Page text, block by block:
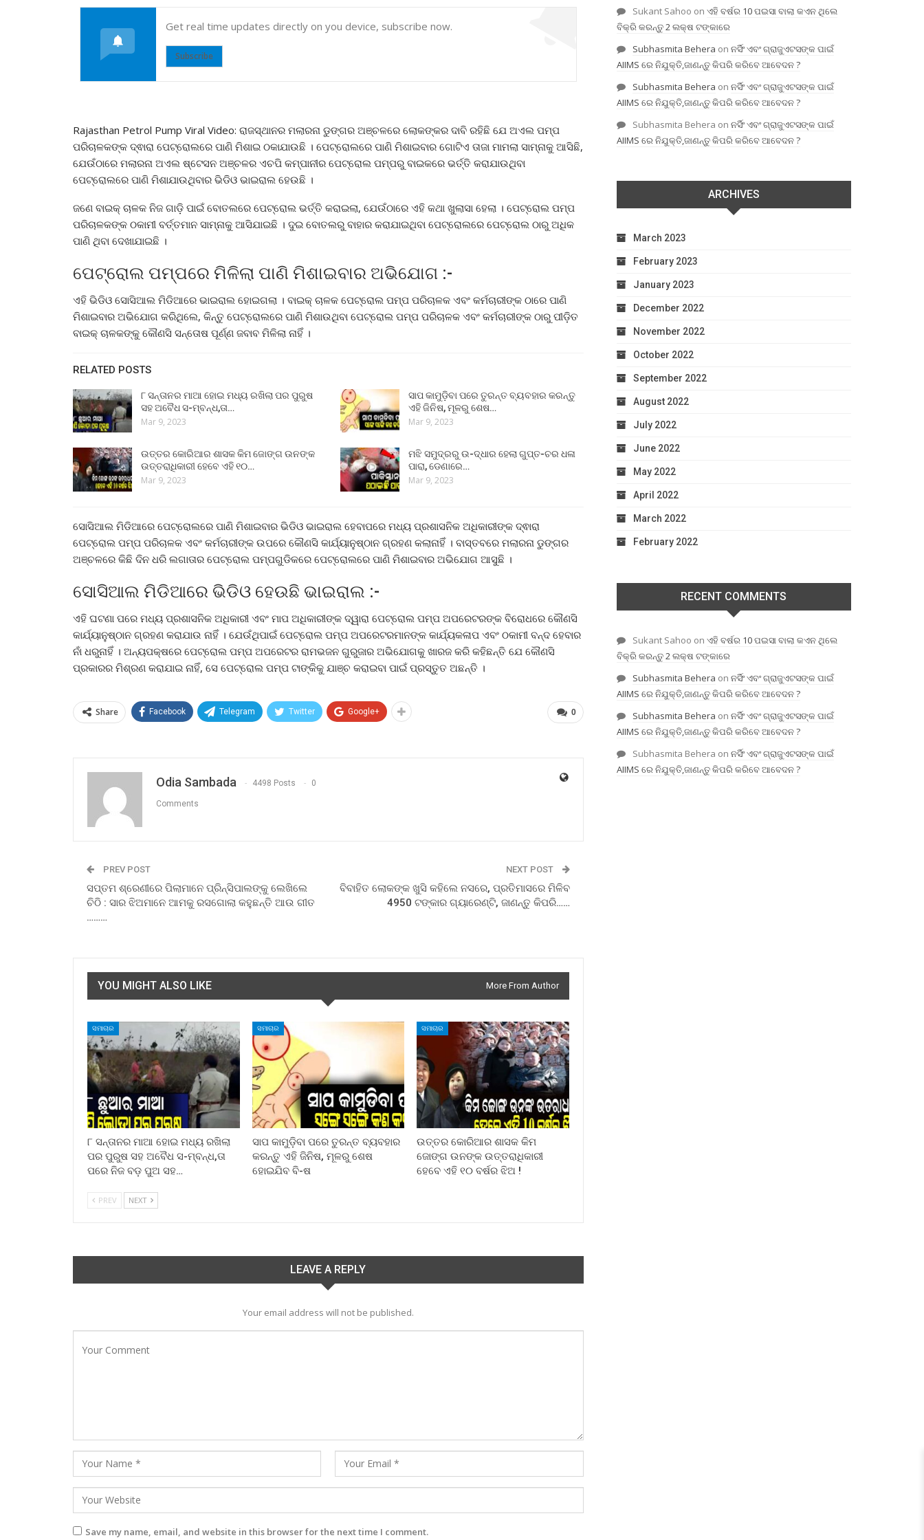
Get real time updates directly on you device, subscribe now.
Subscribe
Rajasthan Petrol Pump Viral Video: ରାଜସ୍ଥାନର ମଲାରନା ଡୁଙ୍ଗର ଅଞ୍ଚଳରେ ଲୋକଙ୍କର ଦାବି ରହିଛି ଯେ ଅଏଲ ପମ୍ପ
ପରିଚାଳକଙ୍କ ଦ୍ଵାରା ପେଟ୍ରୋଲରେ ପାଣି ମିଶାଇ ଠକାଯାଉଛି । ପେଟ୍ରୋଲରେ ପାଣି ମିଶାଇବାର ଗୋଟିଏ ତାଜା ମାମଲା ସାମ୍ନାକୁ ଆସିଛି,
ଯେଉଁଠାରେ ମଲାରନା ଅଏଲ ଷ୍ଟେସନ ଅଞ୍ଚଳର ଏଚପି କମ୍ପାନୀର ପେଟ୍ରୋଲ ପମ୍ପରୁ ବାଇକରେ ଭର୍ତ୍ତି କରାଯାଉଥିବା
ପେଟ୍ରୋଲରେ ପାଣି ମିଶାଯାଉଥିବାର ଭିଡିଓ ଭାଇରାଲ ହେଉଛି ।
ଜଣେ ବାଇକ୍ ଚାଳକ ନିଜ ଗାଡ଼ି ପାଇଁ ବୋତଲରେ ପେଟ୍ରୋଲ ଭର୍ତ୍ତି କରାଇଲା, ଯେଉଁଠାରେ ଏହି କଥା ଖୁଲାସା ହେଲା । ପେଟ୍ରୋଲ ପମ୍ପ
ପରିଚାଳକଙ୍କ ଠକାମୀ ବର୍ତ୍ତମାନ ସାମ୍ନାକୁ ଆସିଯାଇଛି । ଦୁଇ ବୋତଲରୁ ବାହାର କରାଯାଇଥିବା ପେଟ୍ରୋଲରେ ପେଟ୍ରୋଲ ଠାରୁ ଅଧିକ
ପାଣି ଥିବା ଦେଖାଯାଇଛି ।
ପେଟ୍ରୋଲ ପମ୍ପରେ ମିଳିଲା ପାଣି ମିଶାଇବାର ଅଭିଯୋଗ :-
ଏହି ଭିଡିଓ ସୋସିଆଲ ମିଡିଆରେ ଭାଇରାଲ ହୋଇଗଲା । ବାଇକ୍ ଚାଳକ ପେଟ୍ରୋଲ ପମ୍ପ ପରିଚାଳକ ଏବଂ କର୍ମଚାରୀଙ୍କ ଠାରେ ପାଣି
ମିଶାଇବାର ଅଭିଯୋଗ କରିଥିଲେ, କିନ୍ତୁ ପେଟ୍ରୋଲରେ ପାଣି ମିଶାଉଥିବା ପେଟ୍ରୋଲ ପମ୍ପ ପରିଚାଳକ ଏବଂ କର୍ମଚାରୀଙ୍କ ଠାରୁ ପୀଡ଼ିତ
ବାଇକ୍ ଚାଳକଙ୍କୁ କୌଣସି ସନ୍ତୋଷ ପୂର୍ଣ୍ଣ ଜବାବ ମିଳିଲା ନାହିଁ ।
RELATED POSTS
୮ ସନ୍ତାନର ମାଆ ହୋଇ ମଧ୍ୟ ରଖିଲା ପର ପୁରୁଷ
ସହ ଅବୈଧ ସ-ମ୍ବନ୍ଧ,ତା…
Mar 9, 2023
ସାପ କାମୁଡ଼ିବା ପରେ ତୁରନ୍ତ ବ୍ୟବହାର କରନ୍ତୁ
ଏହି ଜିନିଷ, ମୂଳରୁ ଶେଷ…
Mar 9, 2023
ଉତ୍ତର କୋରିଆର ଶାସକ କିମ ଜୋଙ୍ଗ ଉନଙ୍କ
ଉତ୍ତରାଧିକାରୀ ହେବେ ଏହି ୧୦…
Mar 9, 2023
ମଝି ସମୁଦ୍ରରୁ ଉ-ଦ୍ଧାର ହେଲା ଗୁପ୍ତ-ଚର ଧଳା
ପାରା, ଡେଣାରେ…
Mar 9, 2023
ସୋସିଆଲ ମିଡିଆରେ ପେଟ୍ରୋଲରେ ପାଣି ମିଶାଇବାର ଭିଡିଓ ଭାଇରାଲ ହେବାପରେ ମଧ୍ୟ ପ୍ରଶାସନିକ ଅଧିକାରୀଙ୍କ ଦ୍ଵାରା
ପେଟ୍ରୋଲ ପମ୍ପ ପରିଚାଳକ ଏବଂ କର୍ମଚାରୀଙ୍କ ଉପରେ କୌଣସି କାର୍ଯ୍ୟାନୁଷ୍ଠାନ ଗ୍ରହଣ କଲାନାହିଁ । ବାସ୍ତବରେ ମଲାରନା ଡୁଙ୍ଗର
ଅଞ୍ଚଳରେ କିଛି ଦିନ ଧରି ଲଗାତାର ପେଟ୍ରୋଲ ପମ୍ପଗୁଡିକରେ ପେଟ୍ରୋଲରେ ପାଣି ମିଶାଇବାର ଅଭିଯୋଗ ଆସୁଛି ।
ସୋସିଆଲ ମିଡିଆରେ ଭିଡିଓ ହେଉଛି ଭାଇରାଲ :-
ଏହି ଘଟଣା ପରେ ମଧ୍ୟ ପ୍ରଶାସନିକ ଅଧିକାରୀ ଏବଂ ମାପ ଅଧିକାରୀଙ୍କ ଦ୍ୱାରା ପେଟ୍ରୋଲ ପମ୍ପ ଅପରେଟରଙ୍କ ବିରୋଧରେ କୌଣସି
କାର୍ଯ୍ୟାନୁଷ୍ଠାନ ଗ୍ରହଣ କରାଯାଉ ନାହିଁ । ଯେଉଁଥିପାଇଁ ପେଟ୍ରୋଲ ପମ୍ପ ଅପରେଟରମାନଙ୍କ କାର୍ଯ୍ୟକଳାପ ଏବଂ ଠକାମୀ ବନ୍ଦ ହେବାର
ନାଁ ଧରୁନାହିଁ । ଅନ୍ୟପକ୍ଷରେ ପେଟ୍ରୋଲ ପମ୍ପ ଅପରେଟର ରାମଭଜନ ଗୁରୁଜାର ଅଭିଯୋଗକୁ ଖାରଜ କରି କହିଛନ୍ତି ଯେ କୌଣସି
ପ୍ରକାରର ମିଶ୍ରଣ କରାଯାଇ ନାହିଁ, ସେ ପେଟ୍ରୋଲ ପମ୍ପ ଟାଙ୍କିକୁ ଯାଞ୍ଚ କରାଇବା ପାଇଁ ପ୍ରସ୍ତୁତ ଅଛନ୍ତି ।
0
Share Facebook Telegram Twitter Google+
Odia Sambada 4498 Posts 0
Comments
PREV POST
ସପ୍ତମ ଶ୍ରେଣୀରେ ପିଲାମାନେ ପ୍ରିନ୍ସିପାଲଙ୍କୁ ଲେଖିଲେ
ଚିଠି : ସାର ଝିଅମାନେ ଆମକୁ ରସଗୋଲା କହୁଛନ୍ତି ଆଉ ଗୀତ
………
NEXT POST
ବିବାହିତ ଲୋକଙ୍କ ଖୁସି କହିଲେ ନସରେ, ପ୍ରତିମାସରେ ମିଳିବ
4950 ଟଙ୍କାର ଗ୍ୟାରେଣ୍ଟି, ଜାଣନ୍ତୁ କିପରି……
YOU MIGHT ALSO LIKE More From Author
ସମାଚାର
୮ ସନ୍ତାନର ମାଆ ହୋଇ ମଧ୍ୟ ରଖିଲା
ପର ପୁରୁଷ ସହ ଅବୈଧ ସ-ମ୍ବନ୍ଧ,ତା
ପରେ ନିଜ ବଡ଼ ପୁଅ ସହ…
ସମାଚାର
ସାପ କାମୁଡ଼ିବା ପରେ ତୁରନ୍ତ ବ୍ୟବହାର
କରନ୍ତୁ ଏହି ଜିନିଷ, ମୂଳରୁ ଶେଷ
ହୋଇଯିବ ବି-ଷ
ସମାଚାର
ଉତ୍ତର କୋରିଆର ଶାସକ କିମ
ଜୋଙ୍ଗ ଉନଙ୍କ ଉତ୍ତରାଧିକାରୀ
ହେବେ ଏହି ୧୦ ବର୍ଷର ଝିଅ !
PREV NEXT
LEAVE A REPLY
Your email address will not be published.
Save my name, email, and website in this browser for the next time I comment.
Sukant Sahoo on ଏହି ବର୍ଷର 10 ପଇସା ବାଲା କଏନ ଥିଲେ
ବିକ୍ରି କରନ୍ତୁ 2 ଲକ୍ଷ ଟଙ୍କାରେ
Subhasmita Behera on ନର୍ସିଂ ଏବଂ ଗ୍ରାଜୁଏଟସଙ୍କ ପାଇଁ
AIIMS ରେ ନିଯୁକ୍ତି,ଜାଣନ୍ତୁ କିପରି କରିବେ ଆବେଦନ ?
Subhasmita Behera on ନର୍ସିଂ ଏବଂ ଗ୍ରାଜୁଏଟସଙ୍କ ପାଇଁ
AIIMS ରେ ନିଯୁକ୍ତି,ଜାଣନ୍ତୁ କିପରି କରିବେ ଆବେଦନ ?
Subhasmita Behera on ନର୍ସିଂ ଏବଂ ଗ୍ରାଜୁଏଟସଙ୍କ ପାଇଁ
AIIMS ରେ ନିଯୁକ୍ତି,ଜାଣନ୍ତୁ କିପରି କରିବେ ଆବେଦନ ?
ARCHIVES
March 2023
February 2023
January 2023
December 2022
November 2022
October 2022
September 2022
August 2022
July 2022
June 2022
May 2022
April 2022
March 2022
February 2022
RECENT COMMENTS
Sukant Sahoo on ଏହି ବର୍ଷର 10 ପଇସା ବାଲା କଏନ ଥିଲେ
ବିକ୍ରି କରନ୍ତୁ 2 ଲକ୍ଷ ଟଙ୍କାରେ
Subhasmita Behera on ନର୍ସିଂ ଏବଂ ଗ୍ରାଜୁଏଟସଙ୍କ ପାଇଁ
AIIMS ରେ ନିଯୁକ୍ତି,ଜାଣନ୍ତୁ କିପରି କରିବେ ଆବେଦନ ?
Subhasmita Behera on ନର୍ସିଂ ଏବଂ ଗ୍ରାଜୁଏଟସଙ୍କ ପାଇଁ
AIIMS ରେ ନିଯୁକ୍ତି,ଜାଣନ୍ତୁ କିପରି କରିବେ ଆବେଦନ ?
Subhasmita Behera on ନର୍ସିଂ ଏବଂ ଗ୍ରାଜୁଏଟସଙ୍କ ପାଇଁ
AIIMS ରେ ନିଯୁକ୍ତି,ଜାଣନ୍ତୁ କିପରି କରିବେ ଆବେଦନ ?